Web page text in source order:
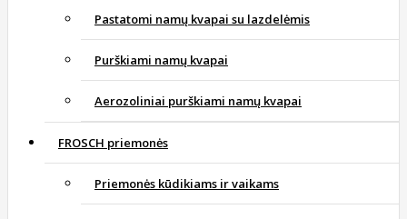
Pastatomi namų kvapai su lazdelėmis
Purškiami namų kvapai
Aerozoliniai purškiami namų kvapai
FROSCH priemonės
Priemonės kūdikiams ir vaikams